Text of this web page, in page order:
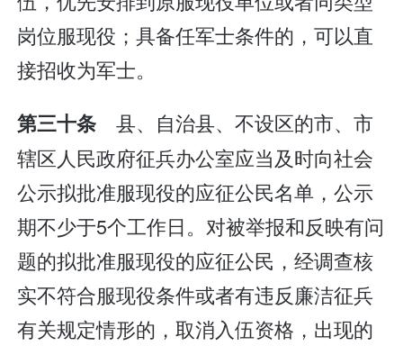
岗位服现役；具备任军士条件的，可以直
接招收为军士。
第三十条 县、自治县、不设区的市、市
辖区人民政府征兵办公室应当及时向社会
公示拟批准服现役的应征公民名单，公示
期不少于5个工作日。对被举报和反映有问
题的拟批准服现役的应征公民，经调查核
实不符合服现役条件或者有违反廉洁征兵
有关规定情形的，取消入伍资格，出现的